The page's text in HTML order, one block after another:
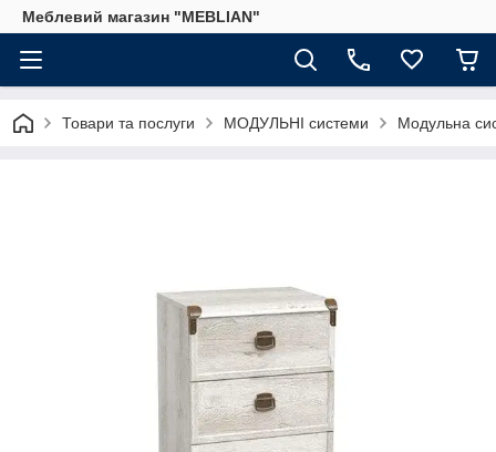
Меблевий магазин "MEBLIAN"
Товари та послуги МОДУЛЬНІ системи Модульна